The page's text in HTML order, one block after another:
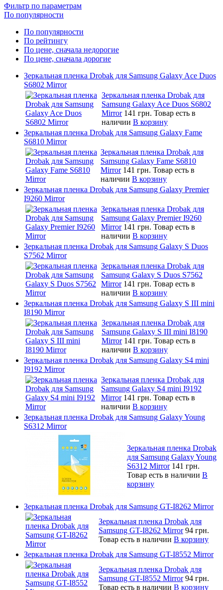
Фильтр по параметрам
По популярности
По популярности
По рейтингу
По цене, сначала недорогие
По цене, сначала дорогие
Зеркальная пленка Drobak для Samsung Galaxy Ace Duos
S6802 Mirror
Зеркальная пленка Drobak для
Samsung Galaxy Ace Duos S6802
Mirror 141 грн. Товар есть в
наличии В корзину
Зеркальная пленка Drobak для Samsung Galaxy Fame
S6810 Mirror
Зеркальная пленка Drobak для
Samsung Galaxy Fame S6810
Mirror 141 грн. Товар есть в
наличии В корзину
Зеркальная пленка Drobak для Samsung Galaxy Premier
I9260 Mirror
Зеркальная пленка Drobak для
Samsung Galaxy Premier I9260
Mirror 141 грн. Товар есть в
наличии В корзину
Зеркальная пленка Drobak для Samsung Galaxy S Duos
S7562 Mirror
Зеркальная пленка Drobak для
Samsung Galaxy S Duos S7562
Mirror 141 грн. Товар есть в
наличии В корзину
Зеркальная пленка Drobak для Samsung Galaxy S III mini
I8190 Mirror
Зеркальная пленка Drobak для
Samsung Galaxy S III mini I8190
Mirror 141 грн. Товар есть в
наличии В корзину
Зеркальная пленка Drobak для Samsung Galaxy S4 mini
I9192 Mirror
Зеркальная пленка Drobak для
Samsung Galaxy S4 mini I9192
Mirror 141 грн. Товар есть в
наличии В корзину
Зеркальная пленка Drobak для Samsung Galaxy Young
S6312 Mirror
Зеркальная пленка Drobak
для Samsung Galaxy Young
S6312 Mirror 141 грн.
Товар есть в наличии В
корзину
Зеркальная пленка Drobak для Samsung GT-I8262 Mirror
Зеркальная пленка Drobak для
Samsung GT-I8262 Mirror 94 грн.
Товар есть в наличии В корзину
Зеркальная пленка Drobak для Samsung GT-I8552 Mirror
Зеркальная пленка Drobak для
Samsung GT-I8552 Mirror 94 грн.
Товар есть в наличии В корзину